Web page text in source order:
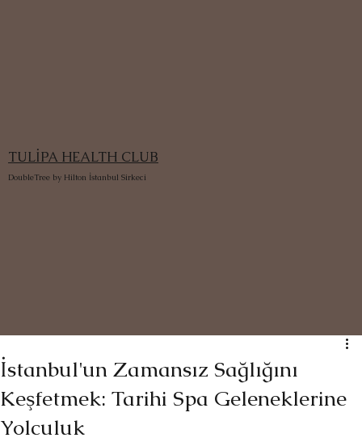
TULİPA HEALTH CLUB
DoubleTree by Hilton İstanbul Sirkeci
İstanbul'un Zamansız Sağlığını
Keşfetmek: Tarihi Spa Geleneklerine
Yolculuk